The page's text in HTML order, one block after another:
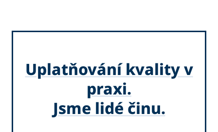
Uplatňování kvality v
praxi.
Jsme lidé činu.